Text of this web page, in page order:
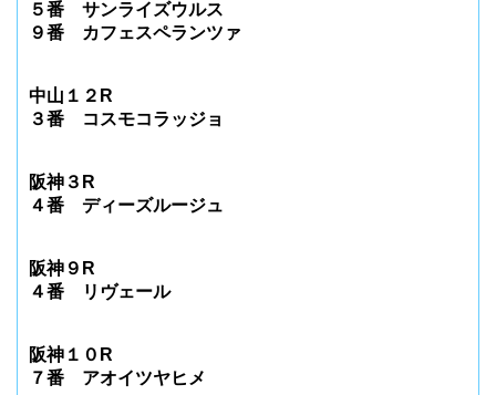
５番 サンライズウルス
９番 カフェスペランツァ
中山１２R
３番 コスモコラッジョ
阪神３R
４番 ディーズルージュ
阪神９R
４番 リヴェール
阪神１０R
７番 アオイツヤヒメ